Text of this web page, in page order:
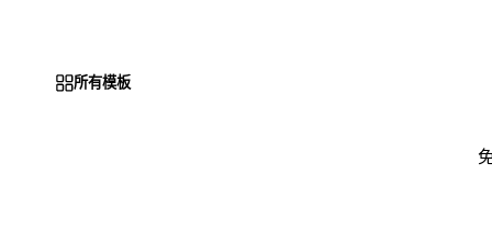
所有模板